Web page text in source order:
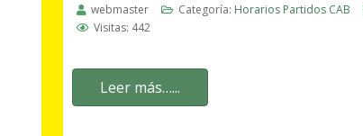
webmaster Categoría: Horarios Partidos CAB
Visitas: 442
Leer más…...